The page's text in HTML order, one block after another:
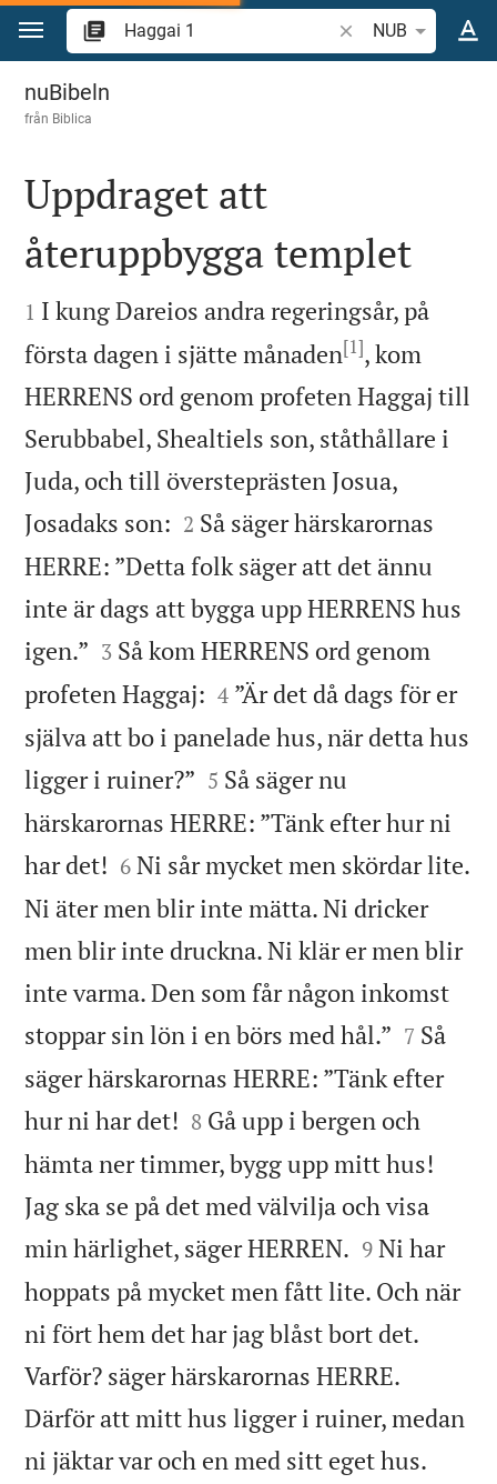
Hoppa till innehåll
Sök bibelvers eller
NUB
Haggai 1
nuBibeln
från Biblica

Uppdraget att
återuppbygga templet

1 I kung Dareios andra regeringsår, på
första dagen i sjätte månaden[1], kom
HERRENS ord genom profeten Haggaj till
Serubbabel, Shealtiels son, ståthållare i
Juda, och till översteprästen Josua,
Josadaks son: 

2 Så säger härskarornas
HERRE: ”Detta folk säger att det ännu
inte är dags att bygga upp HERRENS hus
igen.” 

3 Så kom HERRENS ord genom
profeten Haggaj: 

4 ”Är det då dags för er
själva att bo i panelade hus, när detta hus
ligger i ruiner?” 

5 Så säger nu
härskarornas HERRE: ”Tänk efter hur ni
har det! 

6 Ni sår mycket men skördar lite.
Ni äter men blir inte mätta. Ni dricker
men blir inte druckna. Ni klär er men blir
inte varma. Den som får någon inkomst
stoppar sin lön i en börs med hål.” 

7 Så
säger härskarornas HERRE: ”Tänk efter
hur ni har det! 

8 Gå upp i bergen och
hämta ner timmer, bygg upp mitt hus!
Jag ska se på det med välvilja och visa
min härlighet, säger HERREN. 

9 Ni har
hoppats på mycket men fått lite. Och när
ni fört hem det har jag blåst bort det.
Varför? säger härskarornas HERRE.
Därför att mitt hus ligger i ruiner, medan
ni jäktar var och en med sitt eget hus.